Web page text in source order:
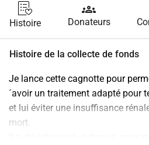
Histoire
groups
Donateurs
Histoire de la collecte de fonds
Je lance cette cagnotte pour
´avoir un traitement adapté pour
et lui éviter une insuffisance
mort.